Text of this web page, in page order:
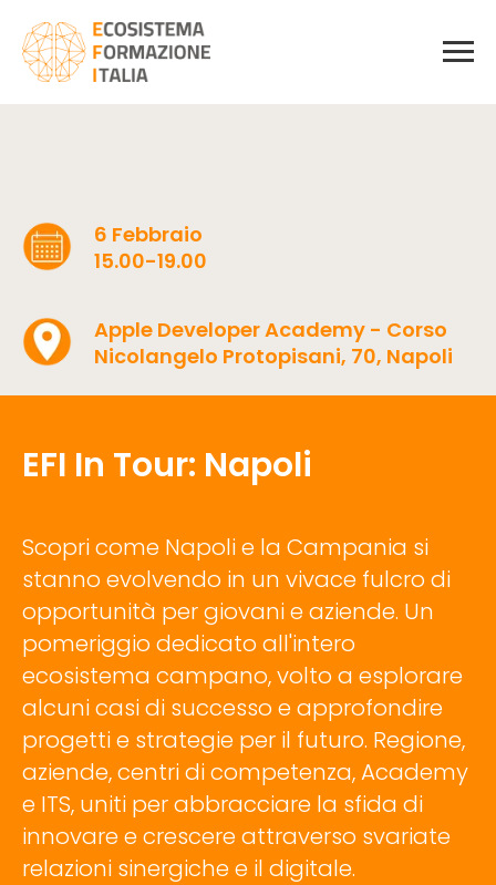
6 Febbraio
15.00-19.00
Apple Developer Academy - Corso
Nicolangelo Protopisani, 70, Napoli
EFI In Tour: Napoli
Scopri come Napoli e la Campania si
stanno evolvendo in un vivace fulcro di
opportunità per giovani e aziende. Un
pomeriggio dedicato all'intero
ecosistema campano, volto a esplorare
alcuni casi di successo e approfondire
progetti e strategie per il futuro. Regione,
aziende, centri di competenza, Academy
e ITS, uniti per abbracciare la sfida di
innovare e crescere attraverso svariate
relazioni sinergiche e il digitale.